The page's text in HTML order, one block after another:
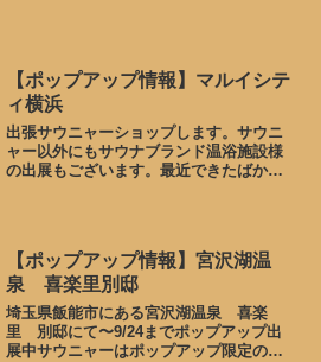
【ポップアップ情報】マルイシテ
ィ横浜
出張サウニャーショップします。サウニ
ャー以外にもサウナブランド温浴施設様
の出展もございます。最近できたばかり
【開催場所】 マルイシテ...
【ポップアップ情報】宮沢湖温
泉 喜楽里別邸
埼玉県飯能市にある宮沢湖温泉 喜楽
里 別邸にて〜9/24までポップアップ出
展中サウニャーはポップアップ限定の本